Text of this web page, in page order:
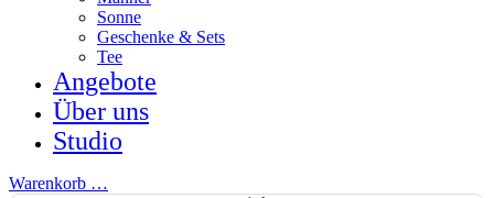
Sonne
Geschenke & Sets
Tee
Angebote
Über uns
Studio
Warenkorb …